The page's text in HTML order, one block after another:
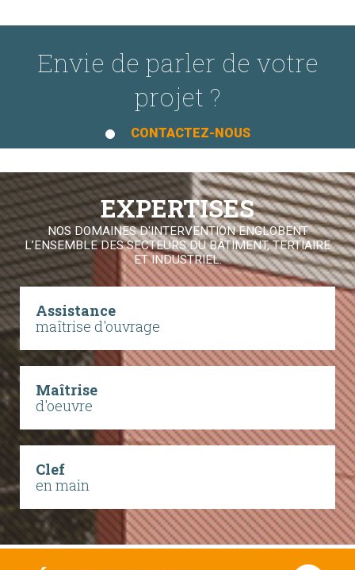
Envie de parler de votre
projet ?
CONTACTEZ-NOUS
EXPERTISES
NOS DOMAINES D'INTERVENTION ENGLOBENT
L’ENSEMBLE DES SECTEURS DU BÂTIMENT, TERTIAIRE
ET INDUSTRIEL.
Assistance
maîtrise d'ouvrage
Maîtrise
d'oeuvre
Clef
en main